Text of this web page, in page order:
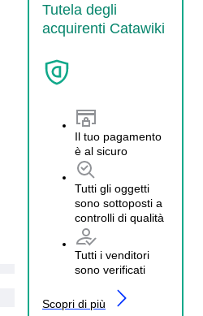
Tutela degli
acquirenti Catawiki
Il tuo pagamento
è al sicuro
Tutti gli oggetti
sono sottoposti a
controlli di qualità
Tutti i venditori
sono verificati
Scopri di più